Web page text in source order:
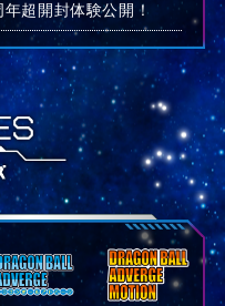
超開封体験公開！